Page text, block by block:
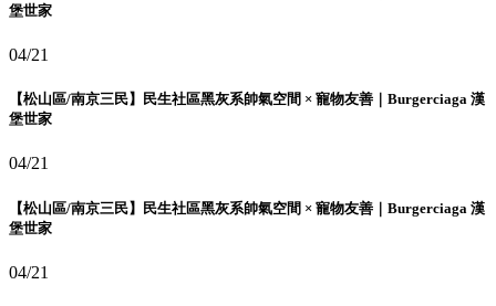
堡世家
04/21
【松山區/南京三民】民生社區黑灰系帥氣空間 × 寵物友善｜Burgerciaga 漢
堡世家
04/21
【松山區/南京三民】民生社區黑灰系帥氣空間 × 寵物友善｜Burgerciaga 漢
堡世家
04/21